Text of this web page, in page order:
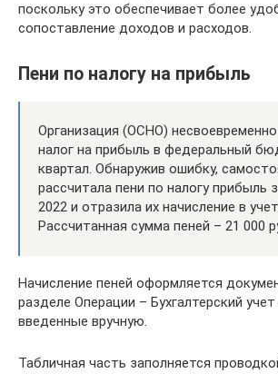
поскольку это обеспечивает более
сопоставление доходов и расходов.
Пени по налогу на прибыль
Организация (ОСНО)
налог на прибыль в федеральный
квартал. Обнаружив ошибку,
рассчитала пени по налогу прибыль
2022 и отразила их начисление в
Рассчитанная сумма пеней – 21 000
Начисление пеней оформляется
разделе Операции – Бухгалтерский
введенные вручную.
Табличная часть заполняется